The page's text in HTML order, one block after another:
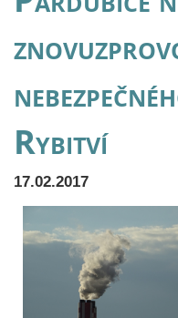
Rybitví
17.02.2017